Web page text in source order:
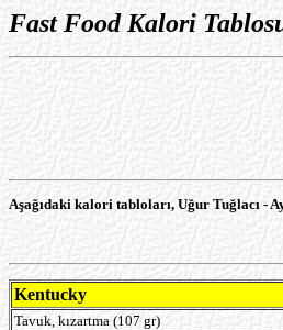
Fast Food Kalori
Aşağıdaki kalori tabloları, Uğur Tuğlacı -
Kentucky
Tavuk, kızartma (107 gr)